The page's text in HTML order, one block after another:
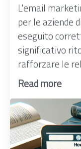
L'email
per le aziende
eseguito
significativo
rafforzare le
Read more